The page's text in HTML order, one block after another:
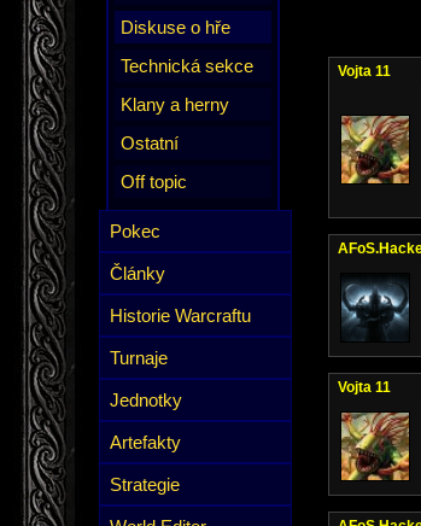
Diskuse o hře
Technická sekce
Klany a herny
Ostatní
Off topic
Pokec
Články
Historie Warcraftu
Turnaje
Jednotky
Artefakty
Strategie
Vojta 11
Vojta 11